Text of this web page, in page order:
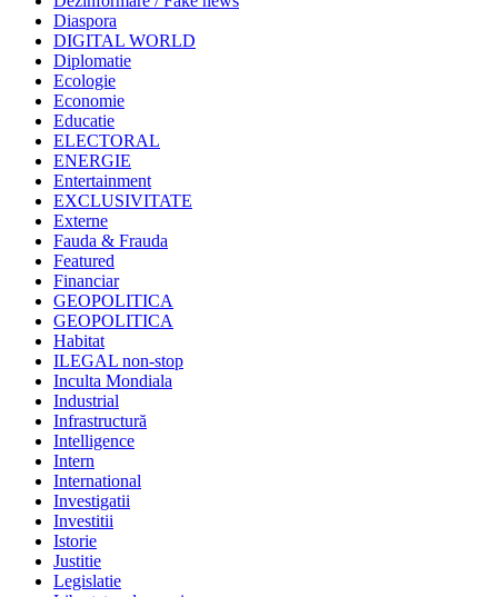
Diaspora
DIGITAL WORLD
Diplomatie
Ecologie
Economie
Educatie
ELECTORAL
ENERGIE
Entertainment
EXCLUSIVITATE
Externe
Fauda & Frauda
Featured
Financiar
GEOPOLITICA
GEOPOLITICA
Habitat
ILEGAL non-stop
Inculta Mondiala
Industrial
Infrastructură
Intelligence
Intern
International
Investigatii
Investitii
Istorie
Justitie
Legislatie